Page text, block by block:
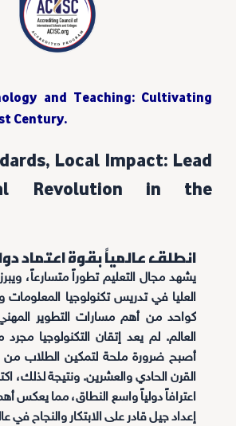
and Teaching: Cultivating
Century.
Local Impact: Lead
Revolution in the
انطلق عالمياً بقوة اعتماد
يشهد مجال التعليم تطوراً متسارعاً،
كواحد من أهم مسارات التطوير
العالم. لم يعد إتقان التكنولوجيا
أصبح ضرورة ملحة لتمكين الطلاب من
القرن الحادي والعشرين. ونتيجة لذلك،
اعترافاً دولياً واسع النطاق، مما يعكس
إعداد جيل قادر على الابتكار والنجاح في